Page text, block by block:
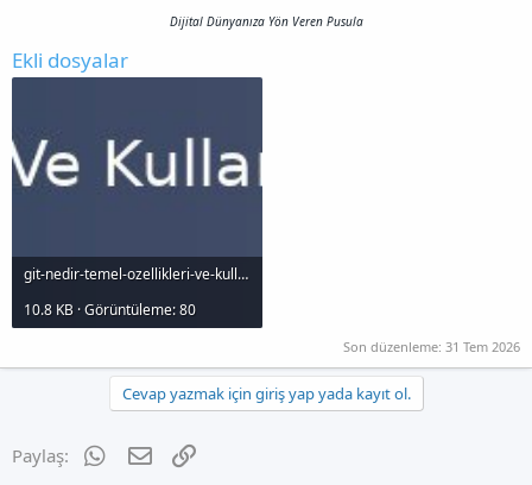
Dijital Dünyanıza Yön Veren Pusula
Ekli dosyalar
git-nedir-temel-ozellikleri-ve-kullanm_1000x120.jpg
10.8 KB · Görüntüleme: 80
Son düzenleme: 31 Tem 2026
Cevap yazmak için giriş yap yada kayıt ol.
Paylaş: WhatsApp
E-posta